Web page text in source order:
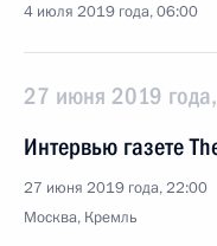
4 июля 2019 года, 06:00
27 июня 2019 года,
Интервью газете
27 июня 2019 года, 22:00
Москва, Кремль